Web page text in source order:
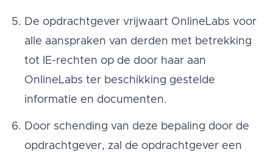
De opdrachtgever vrijwaart OnlineLabs voor
alle aanspraken van derden met betrekking
tot IE-rechten op de door haar aan
OnlineLabs ter beschikking gestelde
informatie en documenten.
Door schending van deze bepaling door de
opdrachtgever, zal de opdrachtgever een